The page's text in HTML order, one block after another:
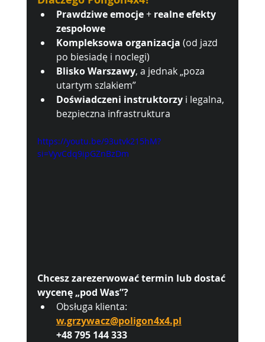
Prawdziwe emocje + realne efekty
zespołowe
Kompleksowa organizacja (od jazd
po biesiadę i noclegi)
Blisko Warszawy, a jednak „poza
utartym szlakiem”
Doświadczeni instruktorzy i legalna,
bezpieczna infrastruktura
https://youtu.be/93utvk215hM?
si=VyvCdq9ipGZnBzDm
Chcesz zarezerwować termin lub dostać
wycenę „pod Was”?
Obsługa klienta:
w.grzywacz@poligon4x4.pl
+48 795 144 333